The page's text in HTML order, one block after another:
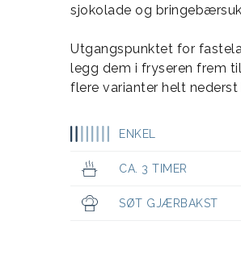
sjokolade og
Utgangspunktet for
legg dem i fryseren frem
flere varianter helt nederst
ENKEL
CA. 3 TIMER
SØT GJÆRBAKST